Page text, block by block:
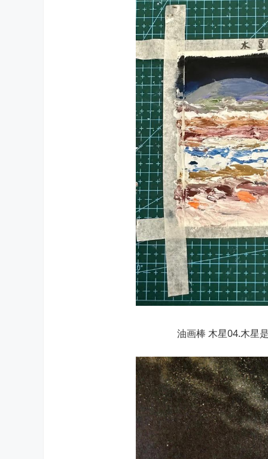
油画棒 木星04.木星